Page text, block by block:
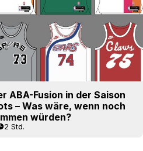
ABA-Fusion in der Saison
– Was wäre, wenn noch
würden?
2 Std.